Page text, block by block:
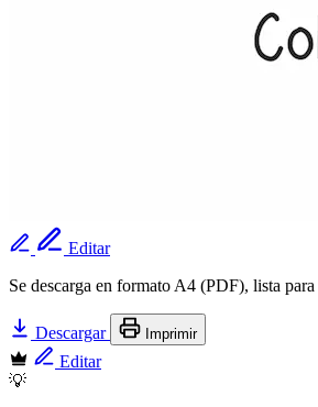
Editar
Se descarga en formato A4 (PDF), lista
Descargar Imprimir
Editar
💡